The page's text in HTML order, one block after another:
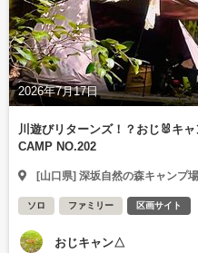
2026年7月17日
川遊びリターンズ！？おじ🐰キ
CAMP NO.202
[山口県] 深坂自然の森キャンプ場
ソロ ファミリー 区画サイト
おじキャン△